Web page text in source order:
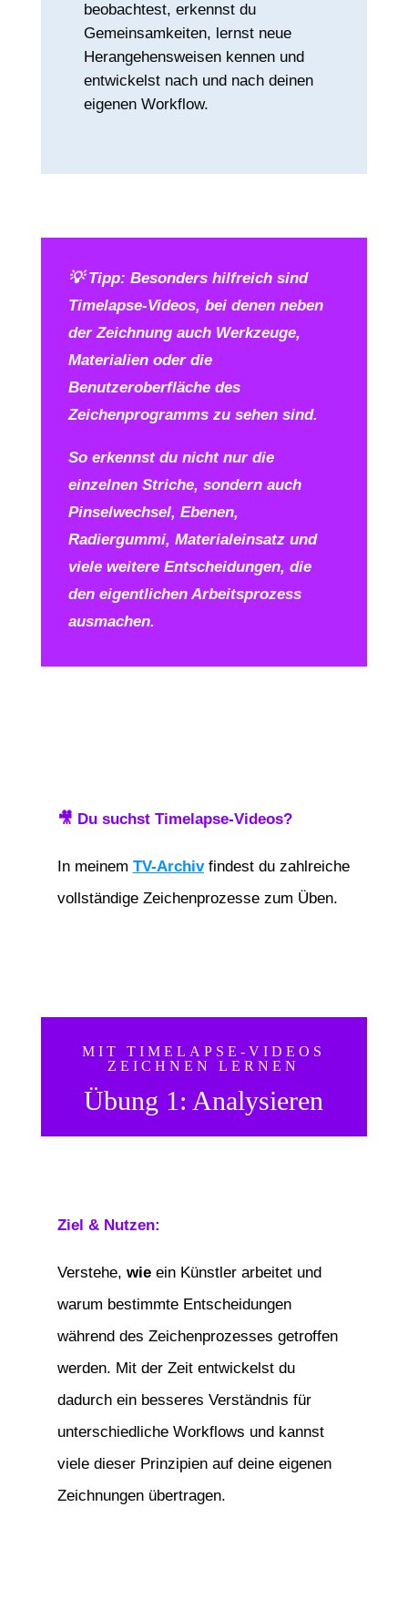
beobachtest, erkennst du
Gemeinsamkeiten, lernst neue
Herangehensweisen kennen und
entwickelst nach und nach deinen
eigenen Workflow.
💡Tipp: Besonders hilfreich sind
Timelapse-Videos, bei denen neben
der Zeichnung auch Werkzeuge,
Materialien oder die
Benutzeroberfläche des
Zeichenprogramms zu sehen sind.
So erkennst du nicht nur die
einzelnen Striche, sondern auch
Pinselwechsel, Ebenen,
Radiergummi, Materialeinsatz und
viele weitere Entscheidungen, die
den eigentlichen Arbeitsprozess
ausmachen.
🎥 Du suchst Timelapse-Videos?
In meinem TV-Archivfindest du zahlreiche
vollständige Zeichenprozesse zum Üben.
MIT TIMELAPSE-VIDEOS
ZEICHNEN LERNEN
Übung 1: Analysieren
Ziel & Nutzen:
Verstehe, wieein Künstler arbeitet und
warum bestimmte Entscheidungen
während des Zeichenprozesses getroffen
werden. Mit der Zeit entwickelst du
dadurch ein besseres Verständnis für
unterschiedliche Workflows und kannst
viele dieser Prinzipien auf deine eigenen
Zeichnungen übertragen.